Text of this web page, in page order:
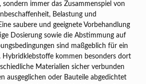
sondern immer das Zusammenspiel von
Belastung und
saubere und geeignete Vorbehandlung
Dosierung sowie die Abstimmung auf
sind maßgeblich für ein
Hybridklebstoffe kommen besonders dort
Materialien sicher verbunden
ausgeglichen oder Bauteile abgedichtet